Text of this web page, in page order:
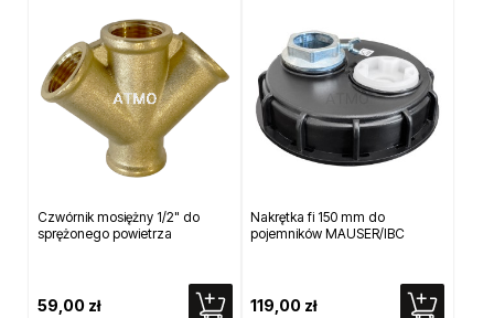
Czwórnik mosiężny 1/2" do
sprężonego powietrza
59,00 zł
Nakrętka fi 150 mm do
pojemników MAUSER/IBC
119,00 zł